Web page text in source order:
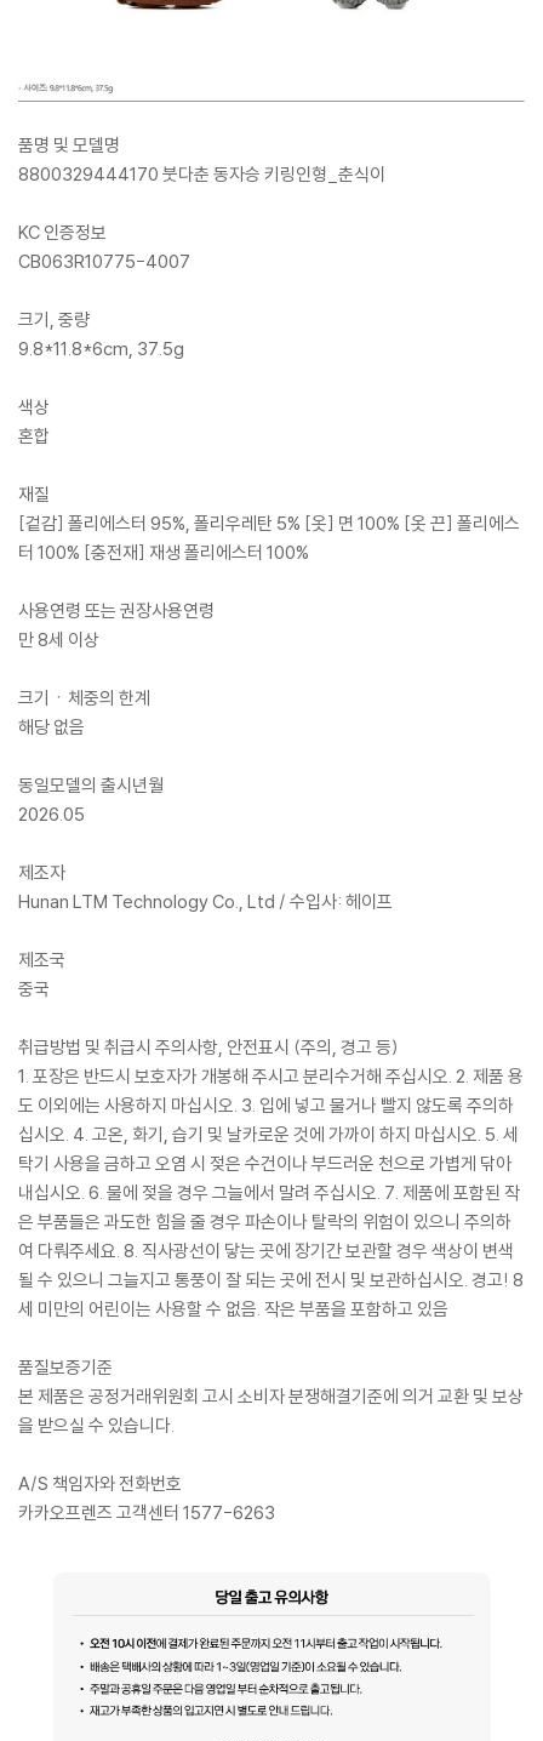
품명 및 모델명
8800329444170 붓다춘 동자승 키링인형_춘식이
KC 인증정보
CB063R10775-4007
크기, 중량
9.8*11.8*6cm, 37.5g
색상
혼합
재질
[겉감] 폴리에스터 95%, 폴리우레탄 5% [옷] 면 100% [옷 끈] 폴리에스
터 100% [충전재] 재생 폴리에스터 100%
사용연령 또는 권장사용연령
만 8세 이상
크기ㆍ체중의 한계
해당 없음
동일모델의 출시년월
2026.05
제조자
Hunan LTM Technology Co., Ltd / 수입사: 헤이프
제조국
중국
취급방법 및 취급시 주의사항, 안전표시 (주의, 경고 등)
1. 포장은 반드시 보호자가 개봉해 주시고 분리수거해 주십시오. 2. 제품 용
도 이외에는 사용하지 마십시오. 3. 입에 넣고 물거나 빨지 않도록 주의하
십시오. 4. 고온, 화기, 습기 및 날카로운 것에 가까이 하지 마십시오. 5. 세
탁기 사용을 금하고 오염 시 젖은 수건이나 부드러운 천으로 가볍게 닦아
내십시오. 6. 물에 젖을 경우 그늘에서 말려 주십시오. 7. 제품에 포함된 작
은 부품들은 과도한 힘을 줄 경우 파손이나 탈락의 위험이 있으니 주의하
여 다뤄주세요. 8. 직사광선이 닿는 곳에 장기간 보관할 경우 색상이 변색
될 수 있으니 그늘지고 통풍이 잘 되는 곳에 전시 및 보관하십시오. 경고! 8
세 미만의 어린이는 사용할 수 없음. 작은 부품을 포함하고 있음
품질보증기준
본 제품은 공정거래위원회 고시 소비자 분쟁해결기준에 의거 교환 및 보상
을 받으실 수 있습니다.
A/S 책임자와 전화번호
카카오프렌즈 고객센터 1577-6263